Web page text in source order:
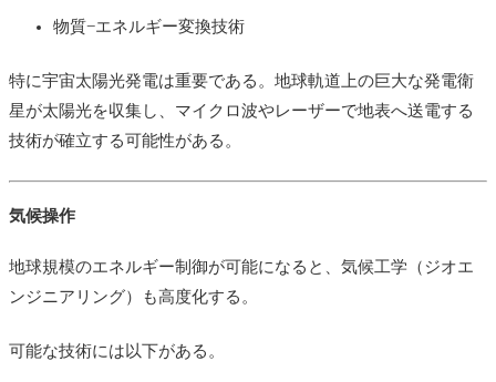
物質−エネルギー変換技術
特に宇宙太陽光発電は重要である。地球軌道上の巨大な発電衛
星が太陽光を収集し、マイクロ波やレーザーで地表へ送電する
技術が確立する可能性がある。
気候操作
地球規模のエネルギー制御が可能になると、気候工学（ジオエ
ンジニアリング）も高度化する。
可能な技術には以下がある。